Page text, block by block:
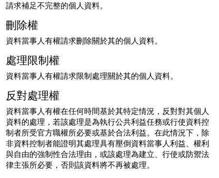
請求補足不完整的個人資料。
刪除權
資料當事人有權請求刪除關於其的個人資料。
處理限制權
資料當事人有權請求限制處理關於其的個人資料。
反對處理權
資料當事人有權在任何時間基於其特定情況，反對對其個人
資料的處理，若該處理是為執行公共利益任務或行使資料控
制者所受官方職權所必要或基於合法利益。在此情況下，除
非資料控制者能證明其處理具有壓倒資料當事人利益、權利
與自由的強制性合法理由，或該處理為建立、行使或防禦法
律主張所必要，否則該資料將不再被處理。